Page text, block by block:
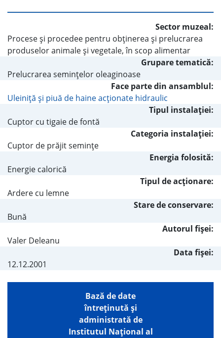
Sector muzeal:
Procese şi procedee pentru obţinerea şi prelucrarea
produselor animale şi vegetale, în scop alimentar
Grupare tematică:
Prelucrarea seminţelor oleaginoase
Face parte din ansamblul:
Uleiniţă şi piuă de haine acţionate hidraulic
Tipul instalaţiei:
Cuptor cu tigaie de fontă
Categoria instalaţiei:
Cuptor de prăjit seminţe
Energia folosită:
Energie calorică
Tipul de acţionare:
Ardere cu lemne
Stare de conservare:
Bună
Autorul fişei:
Valer Deleanu
Data fișei:
12.12.2001
Bază de date
întreţinută şi
administrată de
Institutul Național al